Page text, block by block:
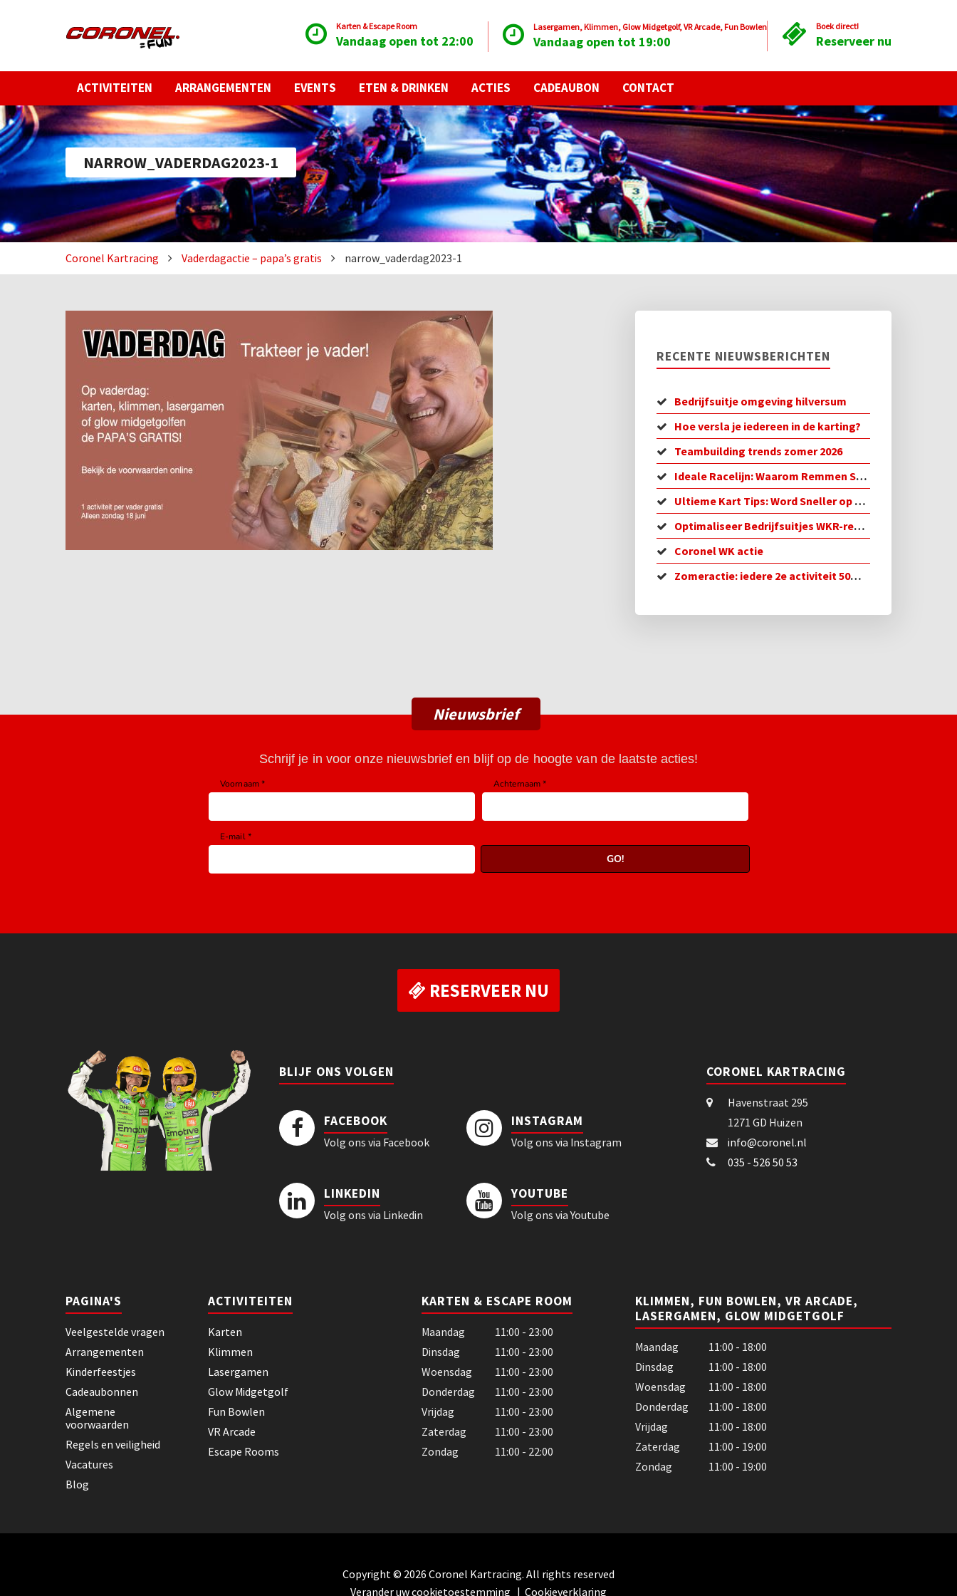
Karten & Escape Room
Vandaag open tot 22:00
Lasergamen, Klimmen, Glow Midgetgolf, VR Arcade, Fun Bowlen
Vandaag open tot 19:00
Boek direct!
Reserveer nu
ACTIVITEITEN ARRANGEMENTEN EVENTS ETEN & DRINKEN ACTIES CADEAUBON CONTACT
NARROW_VADERDAG2023-1
Coronel Kartracing Vaderdagactie – papa’s gratis narrow_vaderdag2023-1
RECENTE NIEUWSBERICHTEN
Bedrijfsuitje omgeving hilversum
Hoe versla je iedereen in de karting?
Teambuilding trends zomer 2026
Ideale Racelijn: Waarom Remmen Sneller is
Ultieme Kart Tips: Word Sneller op de Baan!
Optimaliseer Bedrijfsuitjes WKR-regeling in 2026
Coronel WK actie
Zomeractie: iedere 2e activiteit 50% korting
Nieuwsbrief
RESERVEER NU
BLIJF ONS VOLGEN
FACEBOOK
Volg ons via Facebook
INSTAGRAM
Volg ons via Instagram
LINKEDIN
Volg ons via Linkedin
YOUTUBE
Volg ons via Youtube
CORONEL KARTRACING
Havenstraat 295
1271 GD Huizen
info@coronel.nl
035 - 526 50 53
PAGINA'S
Veelgestelde vragen
Arrangementen
Kinderfeestjes
Cadeaubonnen
Algemene
voorwaarden
Regels en veiligheid
Vacatures
Blog
ACTIVITEITEN
Karten
Klimmen
Lasergamen
Glow Midgetgolf
Fun Bowlen
VR Arcade
Escape Rooms
KARTEN & ESCAPE ROOM
Maandag
11:00 - 23:00
Dinsdag
11:00 - 23:00
Woensdag
11:00 - 23:00
Donderdag
11:00 - 23:00
Vrijdag
11:00 - 23:00
Zaterdag
11:00 - 23:00
Zondag
11:00 - 22:00
KLIMMEN, FUN BOWLEN, VR ARCADE,
LASERGAMEN, GLOW MIDGETGOLF
Maandag
11:00 - 18:00
Dinsdag
11:00 - 18:00
Woensdag
11:00 - 18:00
Donderdag
11:00 - 18:00
Vrijdag
11:00 - 18:00
Zaterdag
11:00 - 19:00
Zondag
11:00 - 19:00
Copyright © 2026 Coronel Kartracing. All rights reserved
Verander uw cookietoestemming | Cookieverklaring